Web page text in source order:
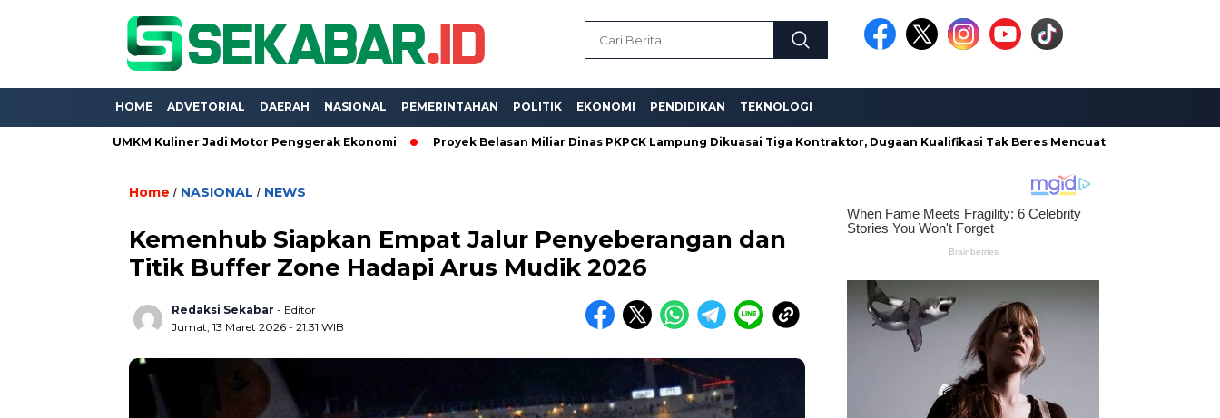
HOME ADVETORIAL DAERAH NASIONAL PEMERINTAHAN POLITIK EKONOMI PENDIDIKAN TEKNOLOGI
2026, UMKM Kuliner Jadi Motor Penggerak Ekonomi Proyek Belasan Miliar Dinas PKPCK Lampung Dikuasai Tiga Kontraktor, Dugaan Kualifikasi Tak Beres Mencuat Borong Proyek di
Home / NASIONAL / NEWS
Kemenhub Siapkan Empat Jalur Penyeberangan dan
Titik Buffer Zone Hadapi Arus Mudik 2026
Redaksi Sekabar - Editor
Jumat, 13 Maret 2026 - 21:31 WIB